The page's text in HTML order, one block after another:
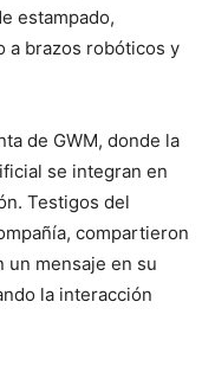
estampado,
a brazos robóticos y
de GWM, donde la
se integran en
Testigos del
compartieron
un mensaje en su
la interacción